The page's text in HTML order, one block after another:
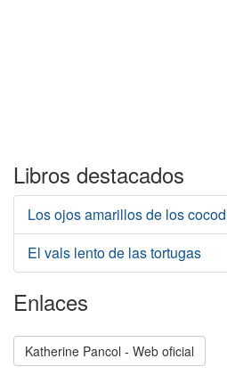
Libros destacados
Los ojos amarillos de los
El vals lento de las tortugas
Enlaces
Katherine Pancol - Web oficial